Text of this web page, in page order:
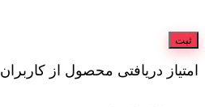
امتیاز دریافتی محصول از کاربران